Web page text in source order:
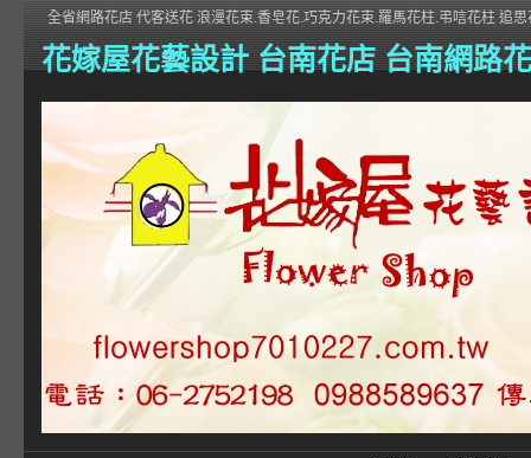
花嫁屋花藝設計 台南花店 台南網路
全省網路花店 代客送花 浪漫花束.香皂花.巧克力花束.羅馬花柱.弔唁花柱 追